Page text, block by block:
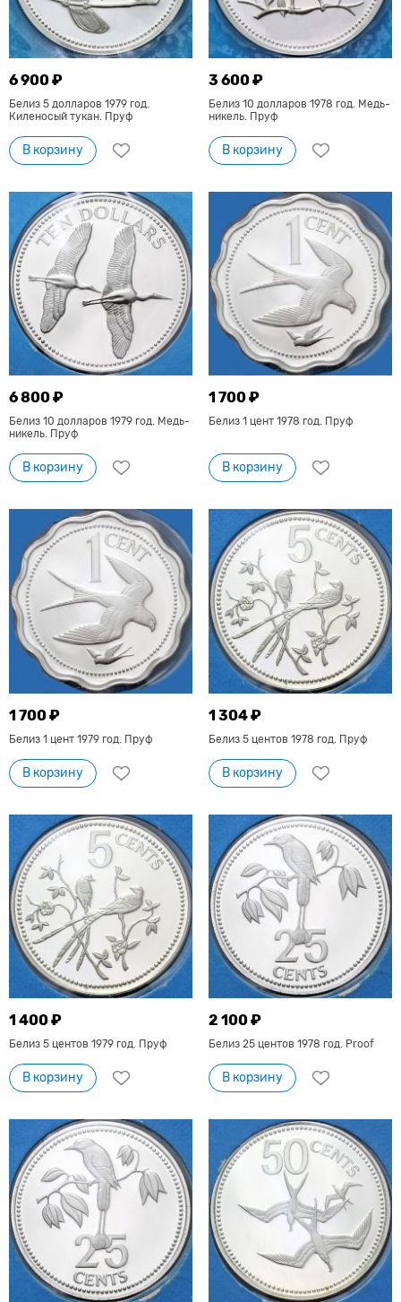
6 900 ₽
Белиз 5 долларов 1979 год.
Киленосый тукан. Пруф
В корзину
3 600 ₽
Белиз 10 долларов 1978 год. Медь-
никель. Пруф
В корзину
6 800 ₽
Белиз 10 долларов 1979 год. Медь-
никель. Пруф
В корзину
1 700 ₽
Белиз 1 цент 1978 год. Пруф
В корзину
1 700 ₽
Белиз 1 цент 1979 год. Пруф
В корзину
1 304 ₽
Белиз 5 центов 1978 год. Пруф
В корзину
1 400 ₽
Белиз 5 центов 1979 год. Пруф
В корзину
2 100 ₽
Белиз 25 центов 1978 год. Proof
В корзину